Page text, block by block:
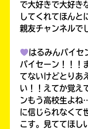
で大好きで大好き
してくれてほんと
親友チャンネルで
はるみんパイセ
パイセーン！！！
てないけどとりあ
い！！えてか覚え
ンもう高校生よ
に信じられなくて
こす。見ててほし